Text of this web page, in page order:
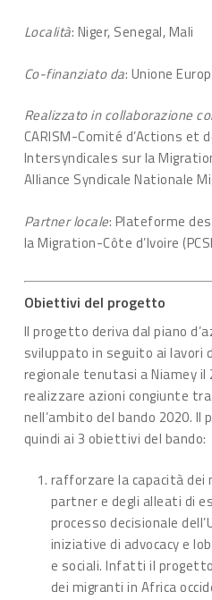
Località: Niger, Senegal, Mali
Co-finanziato da: Unione
Realizzato in collaborazione
CARISM-Comité d’Actions et
Intersyndicales sur la
Alliance Syndicale Nationale
Partner locale: Plateforme
la Migration-Côte d’Ivoire
Obiettivi del progetto
Il progetto deriva dal piano
sviluppato in seguito ai lavori
regionale tenutasi a Niamey
realizzare azioni congiunte
nell’ambito del bando 2020.
quindi ai 3 obiettivi del bando:
rafforzare la capacità dei
partner e degli alleati di
processo decisionale
iniziative di advocacy e
e sociali. Infatti il
dei migranti in Africa